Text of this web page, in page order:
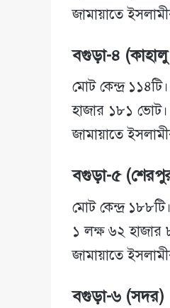
জামায়াতে
বগুড়া-৪ (কাহালু
মোট কেন্দ্র
হাজার ১৮১ ভোট।
জামায়াতে
বগুড়া-৫
মোট কেন্দ্র
১ লক্ষ ৬২ হাজার
জামায়াতে
বগুড়া-৬ (সদর)